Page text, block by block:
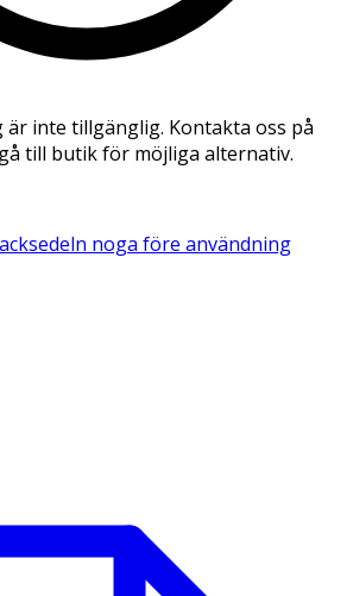
inte tillgänglig. Kontakta oss på
till butik för möjliga alternativ.
noga före användning